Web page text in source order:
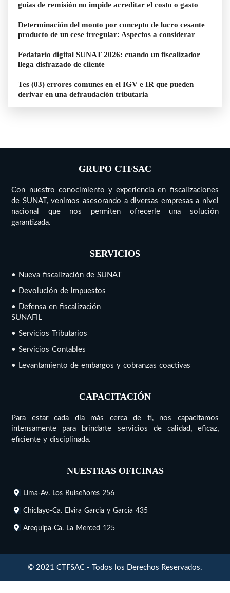
guías de remisión no impide acreditar el costo o gasto
Determinación del monto por concepto de lucro cesante
producto de un cese irregular: Aspectos a considerar
Fedatario digital SUNAT 2026: cuando un fiscalizador
llega disfrazado de cliente
Tes (03) errores comunes en el IGV e IR que pueden
derivar en una defraudación tributaria
GRUPO CTFSAC
Con nuestro conocimiento y experiencia en fiscalizaciones
de SUNAT, venimos asesorando a diversas empresas a nivel
nacional que nos permiten ofrecerle una solución
garantizada.
SERVICIOS
• Nueva fiscalización de SUNAT
• Devolución de impuestos
• Defensa en fiscalización
SUNAFIL
• Servicios Tributarios
• Servicios Contables
• Levantamiento de embargos y cobranzas coactivas
CAPACITACIÓN
Para estar cada día más cerca de ti, nos capacitamos
intensamente para brindarte servicios de calidad, eficaz,
eficiente y disciplinada.
NUESTRAS OFICINAS
Lima-Av. Los Ruiseñores 256
Chiclayo-Ca. Elvira Garcia y Garcia 435
Arequipa-Ca. La Merced 125
© 2021 CTFSAC - Todos los Derechos Reservados.